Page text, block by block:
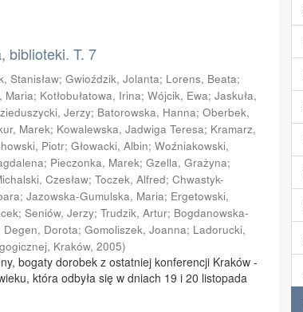
biblioteki. T. 7
Stanisław;Gwioździk, Jolanta; Lorens, Beata;
Maria; Kotłobułatowa, Irina;Wójcik, Ewa;Jaskuła,
Jerzy; Batorowska, Hanna;Oberbek,
Marek; Kowalewska, Jadwiga Teresa; Kramarz,
Piotr;Głowacki, Albin;Woźniakowski,
; Pieczonka, Marek;Gzella, Grażyna;
Czesław;Toczek, Alfred;Chwastyk-
;Jazowska-Gumulska, Maria; Ergetowski,
;Seniów, Jerzy;Trudzik, Artur; Bogdanowska-
Degen, Dorota;Gomoliszek, Joanna; Ladorucki,
Kraków,2005)
bogaty dorobek z ostatniej konferencji Kraków -
która odbyła się w dniach 19 i 20 listopada